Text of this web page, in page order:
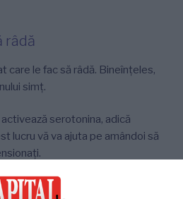
râdă
care le fac să râdă. Bineînțeles,
simț.
serotonina, adică
lucru vă va ajuta pe amândoi să